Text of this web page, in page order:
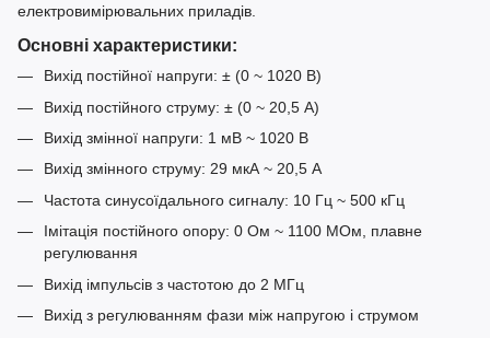
електровимірювальних приладів.
Основні характеристики:
Вихід постійної напруги: ± (0 ~ 1020 В)
Вихід постійного струму: ± (0 ~ 20,5 А)
Вихід змінної напруги: 1 мВ ~ 1020 В
Вихід змінного струму: 29 мкА ~ 20,5 А
Частота синусоїдального сигналу: 10 Гц ~ 500 кГц
Імітація постійного опору: 0 Ом ~ 1100 МОм, плавне
регулювання
Вихід імпульсів з частотою до 2 МГц
Вихід з регулюванням фази між напругою і струмом